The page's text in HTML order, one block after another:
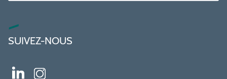
SUIVEZ-NOUS